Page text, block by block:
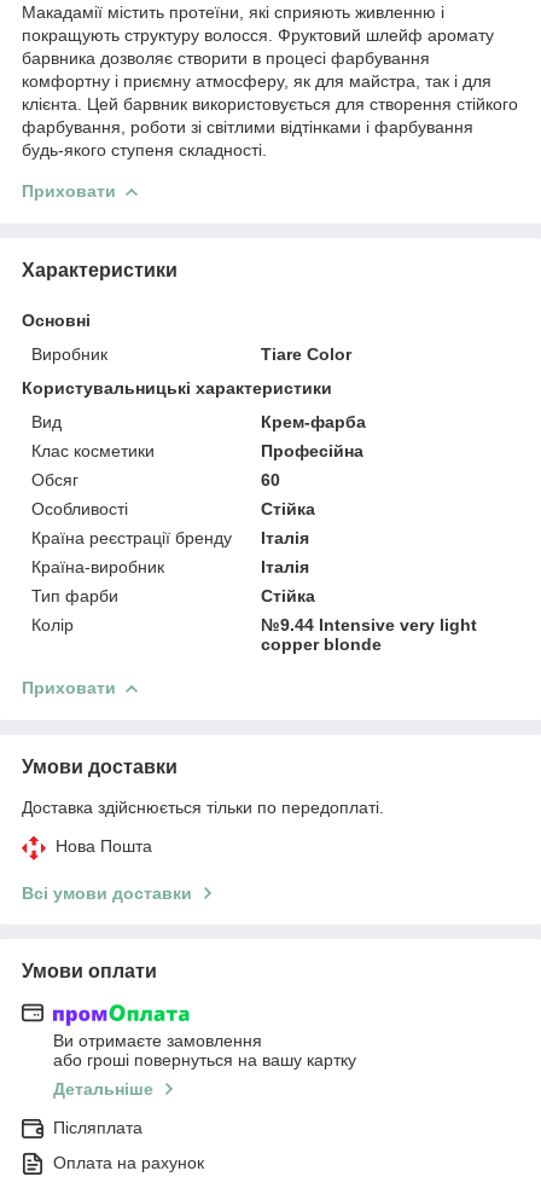
Макадамії містить протеїни, які сприяють живленню і
покращують структуру волосся. Фруктовий шлейф аромату
барвника дозволяє створити в процесі фарбування
комфортну і приємну атмосферу, як для майстра, так і для
клієнта. Цей барвник використовується для створення стійкого
фарбування, роботи зі світлими відтінками і фарбування
будь-якого ступеня складності.
Приховати
Характеристики
Основні
Виробник
Tiare Color
Користувальницькі характеристики
Вид
Крем-фарба
Клас косметики
Професійна
Обсяг
60
Особливості
Стійка
Країна реєстрації бренду
Італія
Країна-виробник
Італія
Тип фарби
Стійка
Колір
№9.44 Intensive very light
copper blonde
Приховати
Умови доставки
Доставка здійснюється тільки по передоплаті.
Нова Пошта
Всі умови доставки
Умови оплати
Ви отримаєте замовлення
або гроші повернуться на вашу картку
Детальніше
Післяплата
Оплата на рахунок